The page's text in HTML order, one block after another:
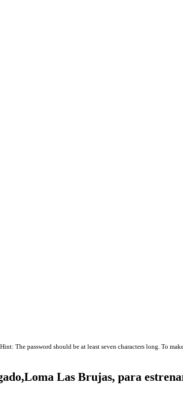
Hint: The password should be at least seven characters long. To
Las Brujas, para